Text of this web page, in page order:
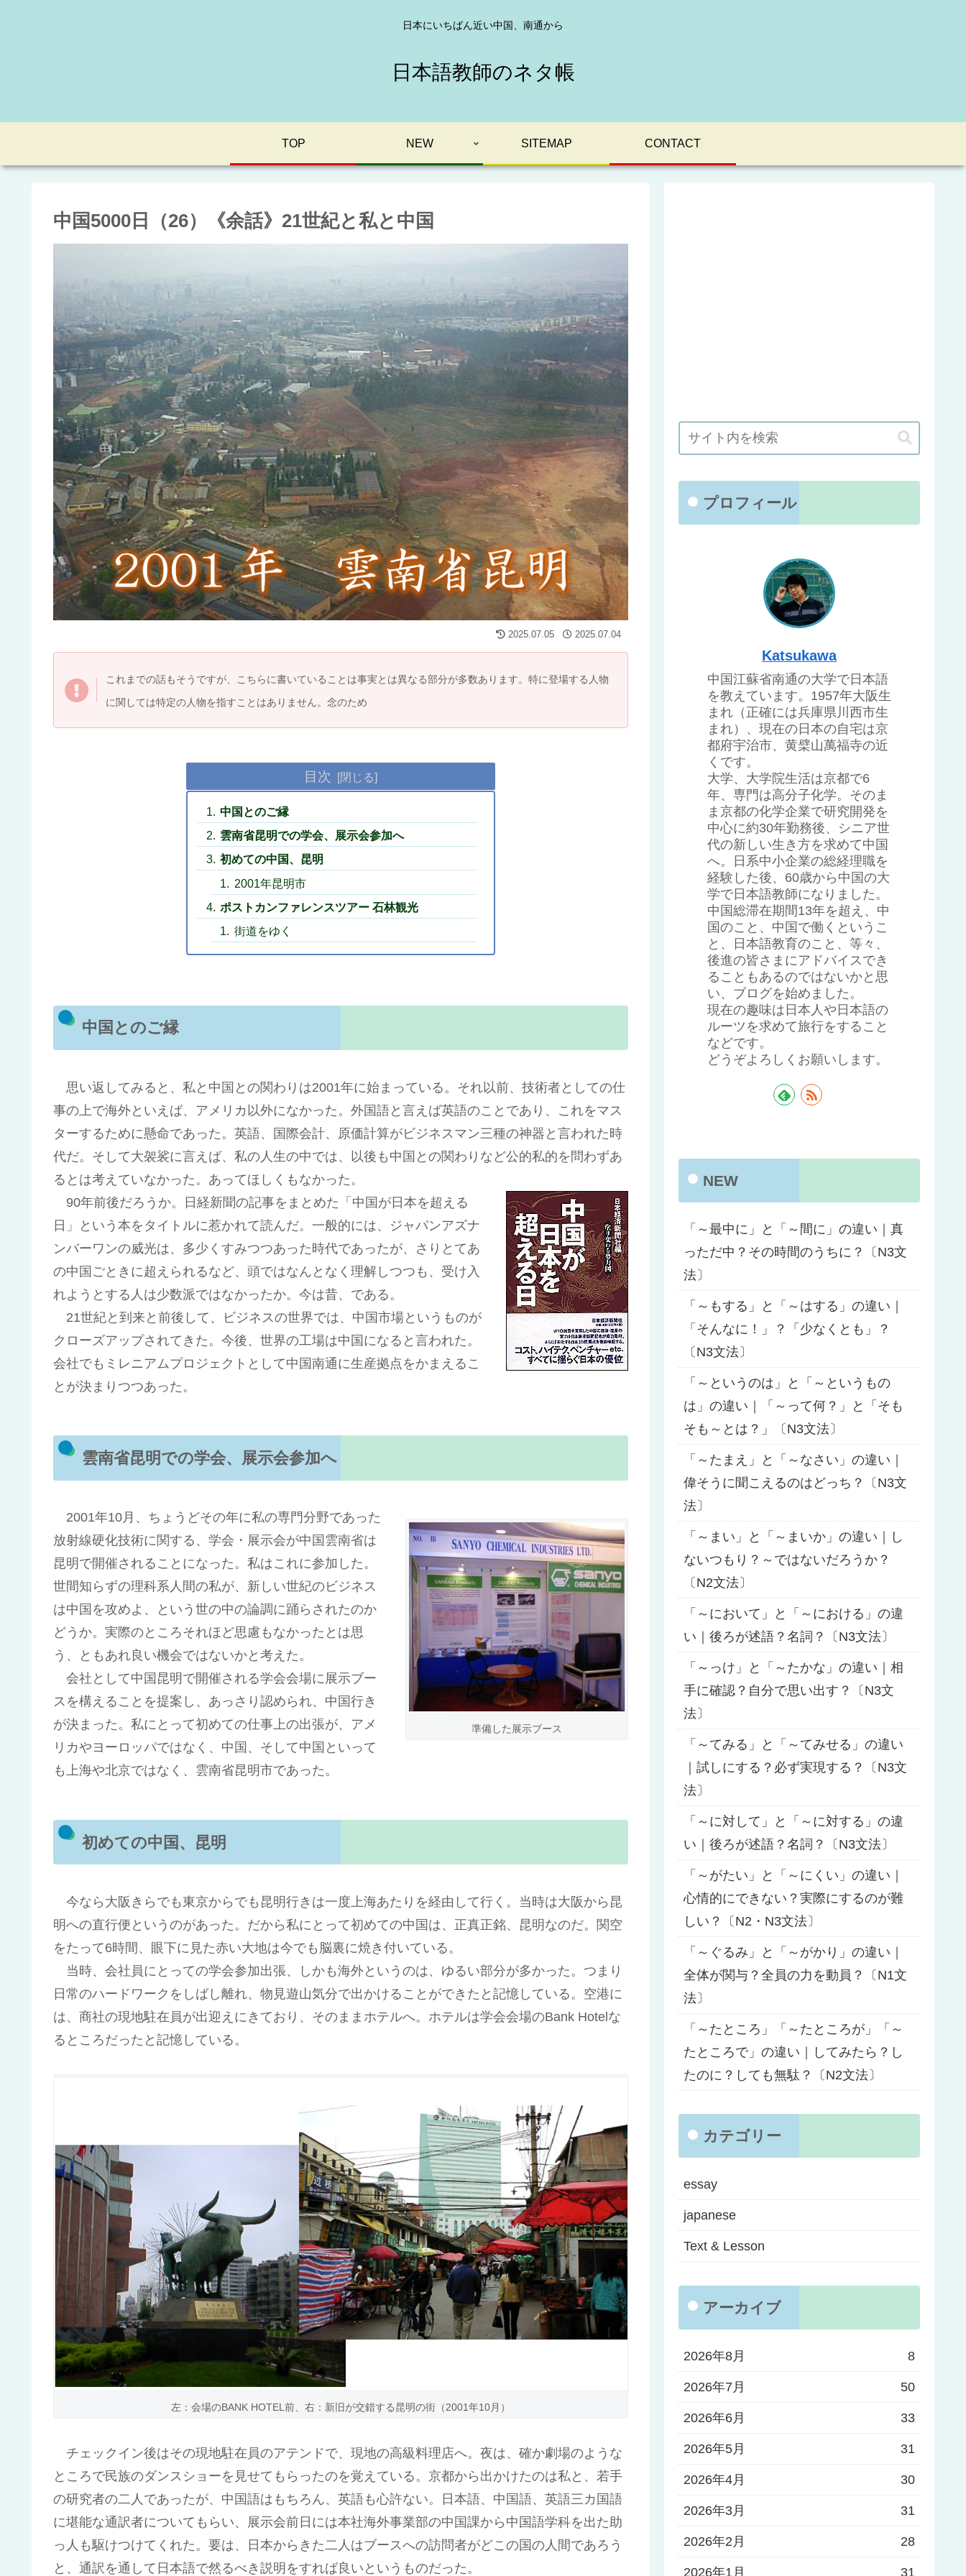
日本にいちばん近い中国、南通から
日本語教師のネタ帳
TOP NEW SITEMAP CONTACT
中国5000日（26）《余話》21世紀と私と中国
2025.07.05 2025.07.04
これまでの話もそうですが、こちらに書いていることは事実とは異なる部分が多数あります。特に登場する人物
に関しては特定の人物を指すことはありません。念のため
目次
中国とのご縁
雲南省昆明での学会、展示会参加へ
初めての中国、昆明
2001年昆明市
ポストカンファレンスツアー 石林観光
街道をゆく
中国とのご縁
思い返してみると、私と中国との関わりは2001年に始まっている。それ以前、技術者としての仕
事の上で海外といえば、アメリカ以外になかった。外国語と言えば英語のことであり、これをマス
ターするために懸命であった。英語、国際会計、原価計算がビジネスマン三種の神器と言われた時
代だ。そして大袈裟に言えば、私の人生の中では、以後も中国との関わりなど公的私的を問わずあ
るとは考えていなかった。あってほしくもなかった。
90年前後だろうか。日経新聞の記事をまとめた「中国が日本を超える
日」という本をタイトルに惹かれて読んだ。一般的には、ジャパンアズナ
ンバーワンの威光は、多少くすみつつあった時代であったが、さりとてあ
の中国ごときに超えられるなど、頭ではなんとなく理解しつつも、受け入
れようとする人は少数派ではなかったか。今は昔、である。
21世紀と到来と前後して、ビジネスの世界では、中国市場というものが
クローズアップされてきた。今後、世界の工場は中国になると言われた。
会社でもミレニアムプロジェクトとして中国南通に生産拠点をかまえるこ
とが決まりつつあった。
雲南省昆明での学会、展示会参加へ
準備した展示ブース
2001年10月、ちょうどその年に私の専門分野であった
放射線硬化技術に関する、学会・展示会が中国雲南省は
昆明で開催されることになった。私はこれに参加した。
世間知らずの理科系人間の私が、新しい世紀のビジネス
は中国を攻めよ、という世の中の論調に踊らされたのか
どうか。実際のところそれほど思慮もなかったとは思
う、ともあれ良い機会ではないかと考えた。
会社として中国昆明で開催される学会会場に展示ブー
スを構えることを提案し、あっさり認められ、中国行き
が決まった。私にとって初めての仕事上の出張が、アメ
リカやヨーロッパではなく、中国、そして中国といって
も上海や北京ではなく、雲南省昆明市であった。
初めての中国、昆明
今なら大阪きらでも東京からでも昆明行きは一度上海あたりを経由して行く。当時は大阪から昆
明への直行便というのがあった。だから私にとって初めての中国は、正真正銘、昆明なのだ。関空
をたって6時間、眼下に見た赤い大地は今でも脳裏に焼き付いている。
当時、会社員にとっての学会参加出張、しかも海外というのは、ゆるい部分が多かった。つまり
日常のハードワークをしばし離れ、物見遊山気分で出かけることができたと記憶している。空港に
は、商社の現地駐在員が出迎えにきており、そのままホテルへ。ホテルは学会会場のBank Hotelな
るところだったと記憶している。
左：会場のBANK HOTEL前、右：新旧が交錯する昆明の街（2001年10月）
チェックイン後はその現地駐在員のアテンドで、現地の高級料理店へ。夜は、確か劇場のような
ところで民族のダンスショーを見せてもらったのを覚えている。京都から出かけたのは私と、若手
の研究者の二人であったが、中国語はもちろん、英語も心許ない。日本語、中国語、英語三カ国語
に堪能な通訳者についてもらい、展示会前日には本社海外事業部の中国課から中国語学科を出た助
っ人も駆けつけてくれた。要は、日本からきた二人はブースへの訪問者がどこの国の人間であろう
と、通訳を通して日本語で然るべき説明をすれば良いというものだった。
プロフィール
Katsukawa
中国江蘇省南通の大学で日本語
を教えています。1957年大阪生
まれ（正確には兵庫県川西市生
まれ）、現在の日本の自宅は京
都府宇治市、黄檗山萬福寺の近
くです。
大学、大学院生活は京都で6
年、専門は高分子化学。そのま
ま京都の化学企業で研究開発を
中心に約30年勤務後、シニア世
代の新しい生き方を求めて中国
へ。日系中小企業の総経理職を
経験した後、60歳から中国の大
学で日本語教師になりました。
中国総滞在期間13年を超え、中
国のこと、中国で働くというこ
と、日本語教育のこと、等々、
後進の皆さまにアドバイスでき
ることもあるのではないかと思
い、ブログを始めました。
現在の趣味は日本人や日本語の
ルーツを求めて旅行をすること
などです。
どうぞよろしくお願いします。
NEW
「～最中に」と「～間に」の違い｜真
っただ中？その時間のうちに？〔N3文
法〕
「～もする」と「～はする」の違い｜
「そんなに！」？「少なくとも」？
〔N3文法〕
「～というのは」と「～というもの
は」の違い｜「～って何？」と「そも
そも～とは？」〔N3文法〕
「～たまえ」と「～なさい」の違い｜
偉そうに聞こえるのはどっち？〔N3文
法〕
「～まい」と「～まいか」の違い｜し
ないつもり？～ではないだろうか？
〔N2文法〕
「～において」と「～における」の違
い｜後ろが述語？名詞？〔N3文法〕
「～っけ」と「～たかな」の違い｜相
手に確認？自分で思い出す？〔N3文
法〕
「～てみる」と「～てみせる」の違い
｜試しにする？必ず実現する？〔N3文
法〕
「～に対して」と「～に対する」の違
い｜後ろが述語？名詞？〔N3文法〕
「～がたい」と「～にくい」の違い｜
心情的にできない？実際にするのが難
しい？〔N2・N3文法〕
「～ぐるみ」と「～がかり」の違い｜
全体が関与？全員の力を動員？〔N1文
法〕
「～たところ」「～たところが」「～
たところで」の違い｜してみたら？し
たのに？しても無駄？〔N2文法〕
カテゴリー
essay
japanese
Text & Lesson
アーカイブ
2026年8月 8
2026年7月 50
2026年6月 33
2026年5月 31
2026年4月 30
2026年3月 31
2026年2月 28
2026年1月 31